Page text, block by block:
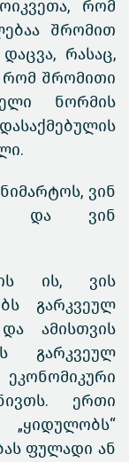
რომ
შრომით
რასაც,
რომ შრომითი
ნორმის
ვინ
და ვინ
ის, ვის
გარკვეულ
ამისთვის
გარკვეულ
ერთი
„ყიდულობს“
ფულადი ან